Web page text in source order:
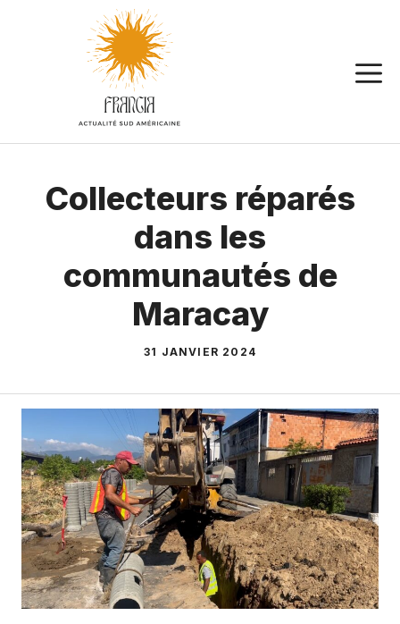
Collecteurs réparés
dans les
communautés de
Maracay
31 JANVIER 2024